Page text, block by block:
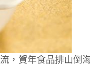
，賀年食品排山倒